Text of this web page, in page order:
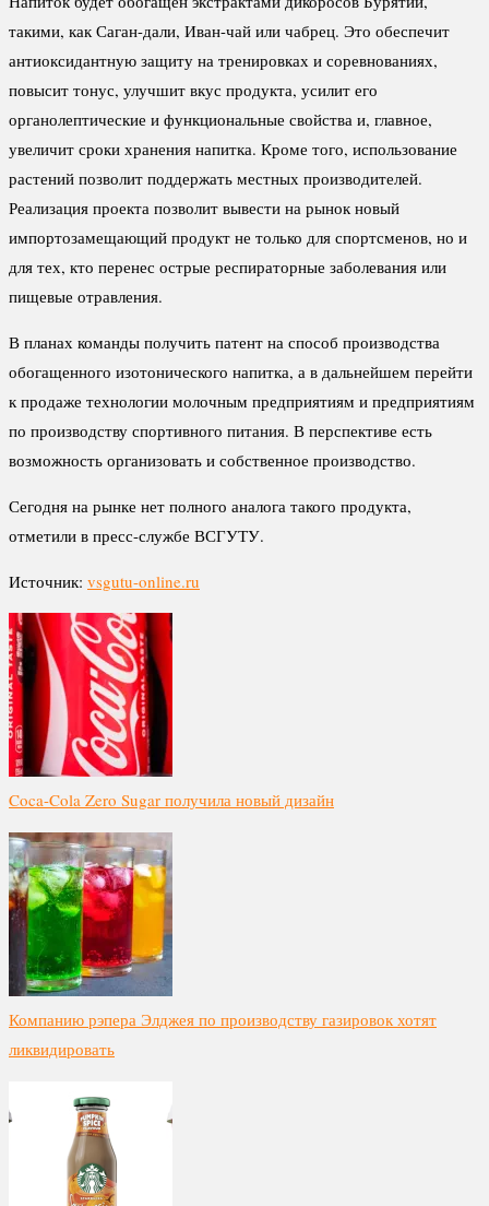
такими, как Саган-дали, Иван-чай или чабрец. Это обеспечит
антиоксидантную защиту на тренировках и соревнованиях,
повысит тонус, улучшит вкус продукта, усилит его
органолептические и функциональные свойства и, главное,
увеличит сроки хранения напитка. Кроме того, использование
растений позволит поддержать местных производителей.
Реализация проекта позволит вывести на рынок новый
импортозамещающий продукт не только для спортсменов, но и
для тех, кто перенес острые респираторные заболевания или
пищевые отравления.
В планах команды получить патент на способ производства
обогащенного изотонического напитка, а в дальнейшем перейти
к продаже технологии молочным предприятиям и предприятиям
по производству спортивного питания. В перспективе есть
возможность организовать и собственное производство.
Сегодня на рынке нет полного аналога такого продукта,
отметили в пресс-службе ВСГУТУ.
Источник: vsgutu-online.ru
Coca-Cola Zero Sugar получила новый дизайн
Компанию рэпера Элджея по производству газировок хотят
ликвидировать